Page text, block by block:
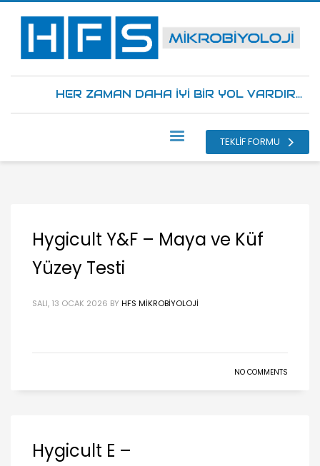
HER ZAMAN DAHA İYİ BİR YOL VARDIR...
TEKLİF FORMU
Hygicult Y&F – Maya ve Küf
Yüzey Testi
SALI, 13 OCAK 2026 BY HFS MIKROBIYOLOJI
NO COMMENTS
Hygicult E –